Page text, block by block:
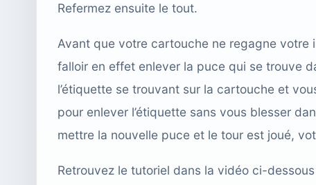
Refermez ensuite le tout.
Avant que votre cartouche ne regagne votre
falloir en effet enlever la puce qui se trouve
l’étiquette se trouvant sur la cartouche et
pour enlever l’étiquette sans vous blesser
mettre la nouvelle puce et le tour est joué,
Retrouvez le tutoriel dans la vidéo ci-